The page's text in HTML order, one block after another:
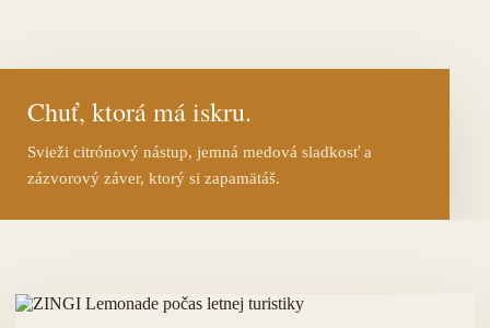
Chuť, ktorá má iskru.
Svieži citrónový nástup, jemná medová sladkosť a
zázvorový záver, ktorý si zapamätáš.